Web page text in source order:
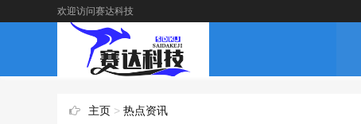
欢迎访问赛达科技
主页 > 热点资讯